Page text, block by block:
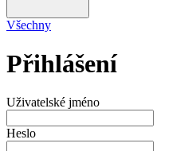
Všechny
Přihlášení
Uživatelské jméno
Heslo